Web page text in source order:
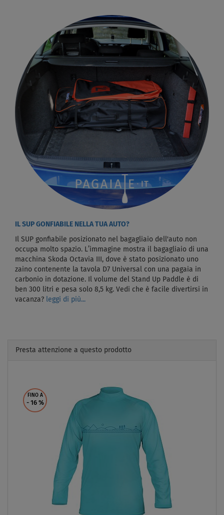
IL SUP GONFIABILE NELLA TUA AUTO?
Il SUP gonfiabile posizionato nel bagagliaio dell'auto non
occupa molto spazio. L’immagine mostra il bagagliaio di una
macchina Skoda Octavia III, dove è stato posizionato uno
zaino contenente la tavola D7 Universal con una pagaia in
carbonio in dotazione. Il volume del Stand Up Paddle è di
ben 300 litri e pesa solo 8,5 kg. Vedi che è facile divertirsi in
vacanza?
leggi di più...
Presta attenzione a questo prodotto
FINO A
- 16 %